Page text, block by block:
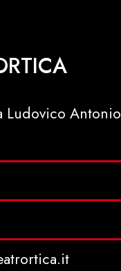
Ludovico Antonio